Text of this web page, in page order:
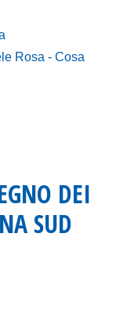
Rosa - Cosa
DEI
SUD